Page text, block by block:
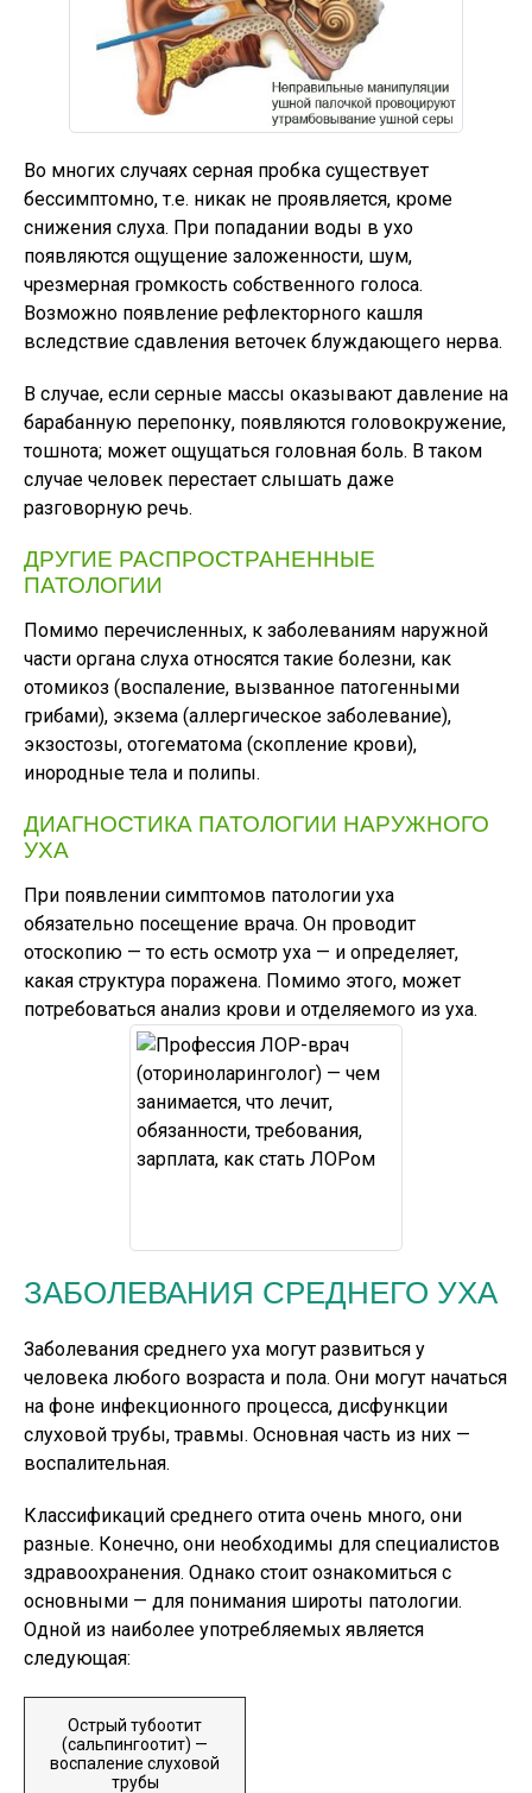
Во многих случаях серная пробка существует
бессимптомно, т.е. никак не проявляется, кроме
снижения слуха. При попадании воды в ухо
появляются ощущение заложенности, шум,
чрезмерная громкость собственного голоса.
Возможно появление рефлекторного кашля
вследствие сдавления веточек блуждающего нерва.
В случае, если серные массы оказывают давление на
барабанную перепонку, появляются головокружение,
тошнота; может ощущаться головная боль. В таком
случае человек перестает слышать даже
разговорную речь.
ДРУГИЕ РАСПРОСТРАНЕННЫЕ
ПАТОЛОГИИ
Помимо перечисленных, к заболеваниям наружной
части органа слуха относятся такие болезни, как
отомикоз (воспаление, вызванное патогенными
грибами), экзема (аллергическое заболевание),
экзостозы, отогематома (скопление крови),
инородные тела и полипы.
ДИАГНОСТИКА ПАТОЛОГИИ НАРУЖНОГО
УХА
При появлении симптомов патологии уха
обязательно посещение врача. Он проводит
отоскопию — то есть осмотр уха — и определяет,
какая структура поражена. Помимо этого, может
потребоваться анализ крови и отделяемого из уха.
ЗАБОЛЕВАНИЯ СРЕДНЕГО УХА
Заболевания среднего уха могут развиться у
человека любого возраста и пола. Они могут начаться
на фоне инфекционного процесса, дисфункции
слуховой трубы, травмы. Основная часть из них —
воспалительная.
Классификаций среднего отита очень много, они
разные. Конечно, они необходимы для специалистов
здравоохранения. Однако стоит ознакомиться с
основными — для понимания широты патологии.
Одной из наиболее употребляемых является
следующая:
Острый тубоотит
(сальпингоотит) —
воспаление слуховой
трубы